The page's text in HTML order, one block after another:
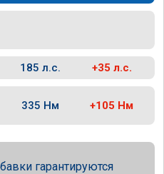
185 л.с. +35 л.с.
335 Нм +105 Нм
гарантируются